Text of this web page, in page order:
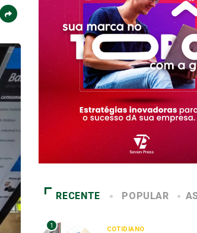
RECENTE POPULAR
1 COTIDIANO